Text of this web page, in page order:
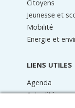
Citoyens
Jeunesse et
Mobilité
Energie et
LIENS UTILES
Agenda
Actualités